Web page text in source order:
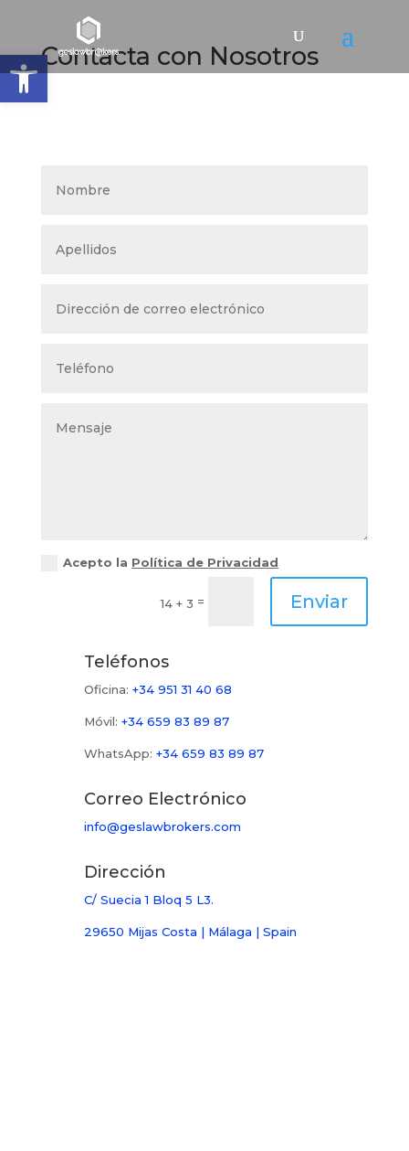
Contacta con Nosotros
Acepto la Política de Privacidad
14 + 3 = Enviar
Teléfonos
Oficina: +34 951 31 40 68
Móvil: +34 659 83 89 87
WhatsApp: +34 659 83 89 87
Correo Electrónico
info@geslawbrokers.com
Dirección
C/ Suecia 1 Bloq 5 L3.
29650 Mijas Costa | Málaga | Spain
Abrir barra de herramientas